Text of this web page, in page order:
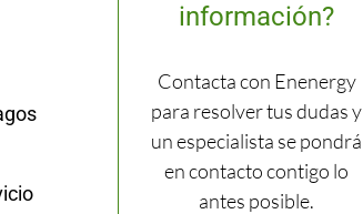
información?
Contacta con Enenergy
para resolver tus dudas y
un especialista se pondrá
en contacto contigo lo
antes posible.